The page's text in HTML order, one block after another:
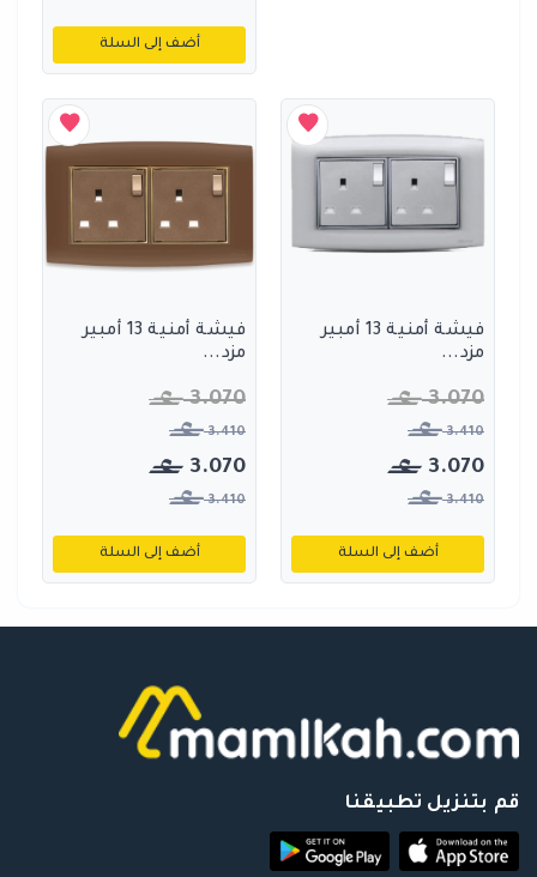
أضف إلى السلة
فيشة أمنية 13 أمبير
مزد...
3.070
3.410
3.070
3.410
أضف إلى السلة
فيشة أمنية 13 أمبير
مزد...
3.070
3.410
3.070
3.410
أضف إلى السلة
قم بتنزيل تطبيقنا